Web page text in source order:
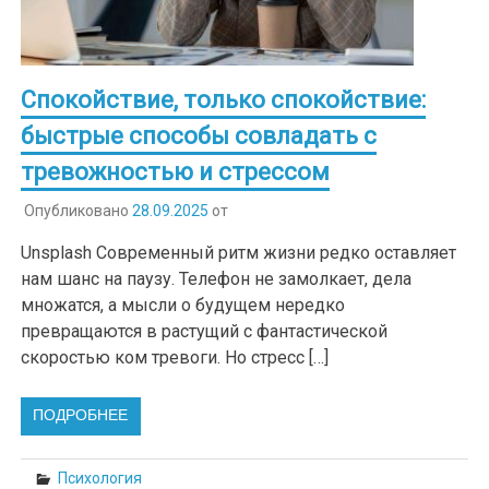
Спокойствие, только спокойствие:
быстрые способы совладать с
тревожностью и стрессом
Опубликовано 28.09.2025 от
Unsplash Современный ритм жизни редко оставляет
нам шанс на паузу. Телефон не замолкает, дела
множатся, а мысли о будущем нередко
превращаются в растущий с фантастической
скоростью ком тревоги. Но стресс […]
ПОДРОБНЕЕ
Психология